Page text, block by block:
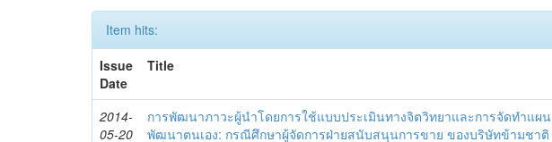
Item hits:
Issue
Date
Title
2014-
05-20
การพัฒนาภาวะผู้นำโดยการใช้แบบประเมินทางจิตวิทยาและการจัดทำแผน
พัฒนาตนเอง: กรณีศึกษาผู้จัดการฝ่ายสนับสนุนการขาย ของบริษัทข้ามชาติ